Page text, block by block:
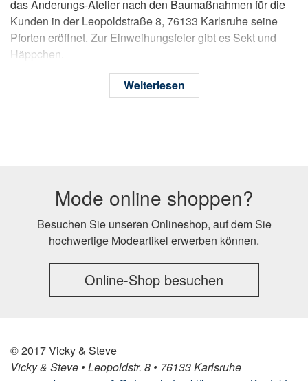
das Änderungs-Atelier nach den Baumaßnahmen für die
Kunden in der Leopoldstraße 8, 76133 Karlsruhe seine
Pforten eröffnet. Zur Einweihungsfeier gibt es Sekt und
Häppchen.
Weiterlesen
Mode online shoppen?
Besuchen Sie unseren Onlineshop, auf dem Sie
hochwertige Modeartikel erwerben können.
Online-Shop besuchen
© 2017 Vicky & Steve
Vicky & Steve • Leopoldstr. 8 • 76133 Karlsruhe